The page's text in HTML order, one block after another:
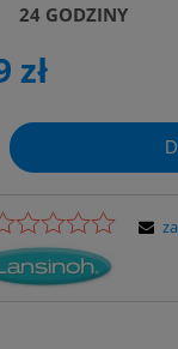
24 GODZINY
zł